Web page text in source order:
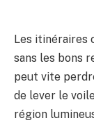
Les itinéraires
sans les bons
peut vite
de lever le
région